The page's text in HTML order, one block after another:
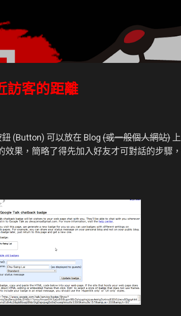
訪客的距離
(Button) 可以放在 Blog (或一般個人網站)
效果，簡略了得先加入好友才可對話的步驟